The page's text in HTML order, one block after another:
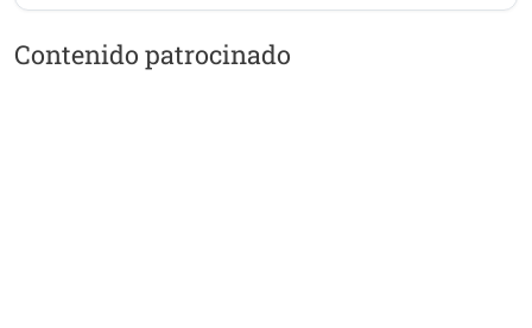
Contenido patrocinado